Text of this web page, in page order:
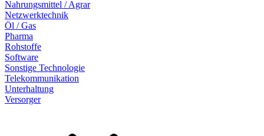
Nahrungsmittel / Agrar
Netzwerktechnik
Öl / Gas
Pharma
Rohstoffe
Software
Sonstige Technologie
Telekommunikation
Unterhaltung
Versorger